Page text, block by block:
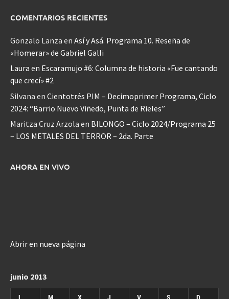
COMENTARIOS RECIENTES
Gonzalo Lanza en Así y Asá. Programa 10. Reseña de
«Homerar» de Gabriel Galli
Laura en Escaramujo #6: Columna de historia «Fue cantando
que crecí» #2
Silvana en Cientotrés PIM – Decimoprimer Programa, Ciclo
2024: “Barrio Nuevo Viñedo, Punta de Rieles”
Maritza Cruz Arzola en BILONGO – Ciclo 2024/Programa 25
– LOS METALES DEL TERROR – 2da. Parte
AHORA EN VIVO
Abrir en nueva página
junio 2013